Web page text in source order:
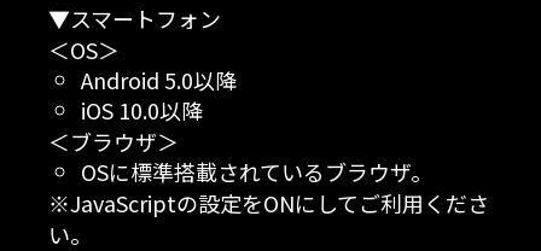
▼スマートフォン
＜OS＞
Android 5.0以降
iOS 10.0以降
＜ブラウザ＞
OSに標準搭載されているブラウザ。
※JavaScriptの設定をONにしてご利用くださ
い。